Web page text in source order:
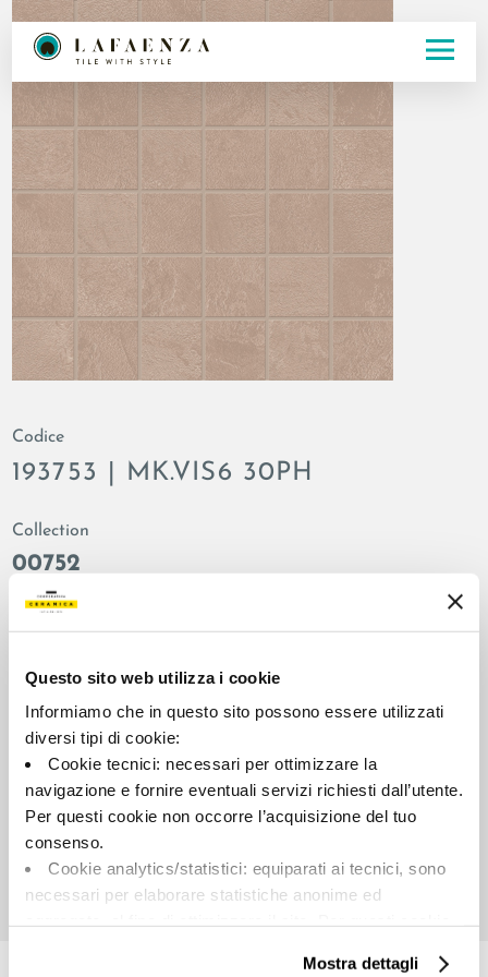
Questo sito web utilizza i cookie
Informiamo che in questo sito possono essere utilizzati
diversi tipi di cookie:
Cookie tecnici: necessari per ottimizzare la
navigazione e fornire eventuali servizi richiesti dall’utente.
Per questi cookie non occorre l’acquisizione del tuo
consenso.
Cookie analytics/statistici: equiparati ai tecnici, sono
necessari per elaborare statistiche anonime ed
Cookie di profilazione/marketing: sono utilizzati, solo
Mostra dettagli
Codice
193753 | MK.VIS6 30PH
Collection
00752
Colors:
Blush
Plain
Format:
30.0x30.0
natural
matt
Shade variations:
Unit of measure:
MQ